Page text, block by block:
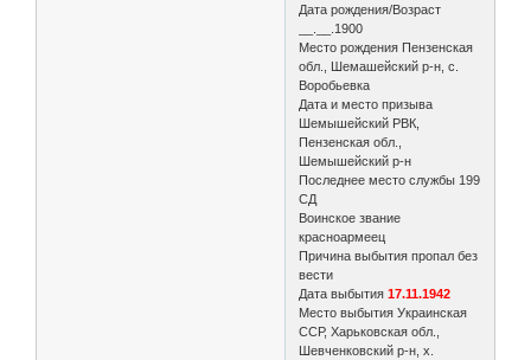
Дата рождения/Возраст
__.__.1900
Место рождения Пензенская
обл., Шемашейский р-н, с.
Воробьевка
Дата и место призыва
Шемышейский РВК,
Пензенская обл.,
Шемышейский р-н
Последнее место службы 199
СД
Воинское звание
красноармеец
Причина выбытия пропал без
вести
Дата выбытия17.11.1942
Место выбытия Украинская
ССР, Харьковская обл.,
Шевченковский р-н, х.